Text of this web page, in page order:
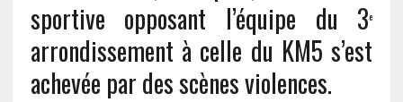
sportive opposant l’équipe du 3e
arrondissement à celle du KM5 s’est
achevée par des scènes violences.